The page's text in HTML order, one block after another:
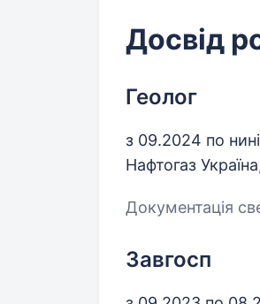
Досвід
Геолог
з 09.2024 по нині
Нафтогаз
Документація
Завгосп